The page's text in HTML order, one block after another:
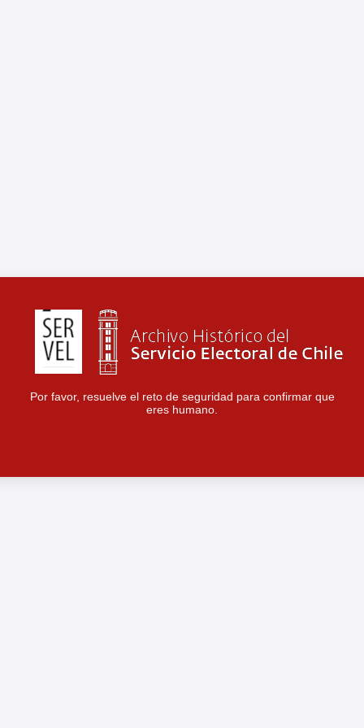
Por favor, resuelve el reto de seguridad para confirmar que
eres humano.